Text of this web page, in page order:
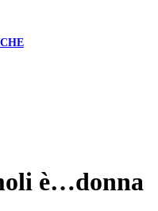
è…donna